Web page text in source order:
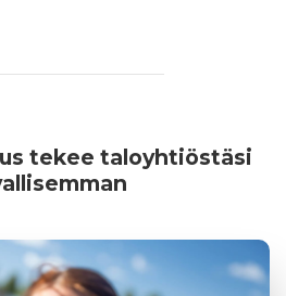
tekee taloyhtiöstäsi